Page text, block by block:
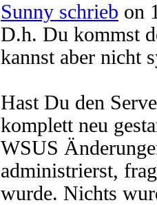
Sunny schrieb on
D.h. Du kommst
kannst aber nicht
Hast Du den
komplett neu
WSUS
administrierst,
wurde. Nichts